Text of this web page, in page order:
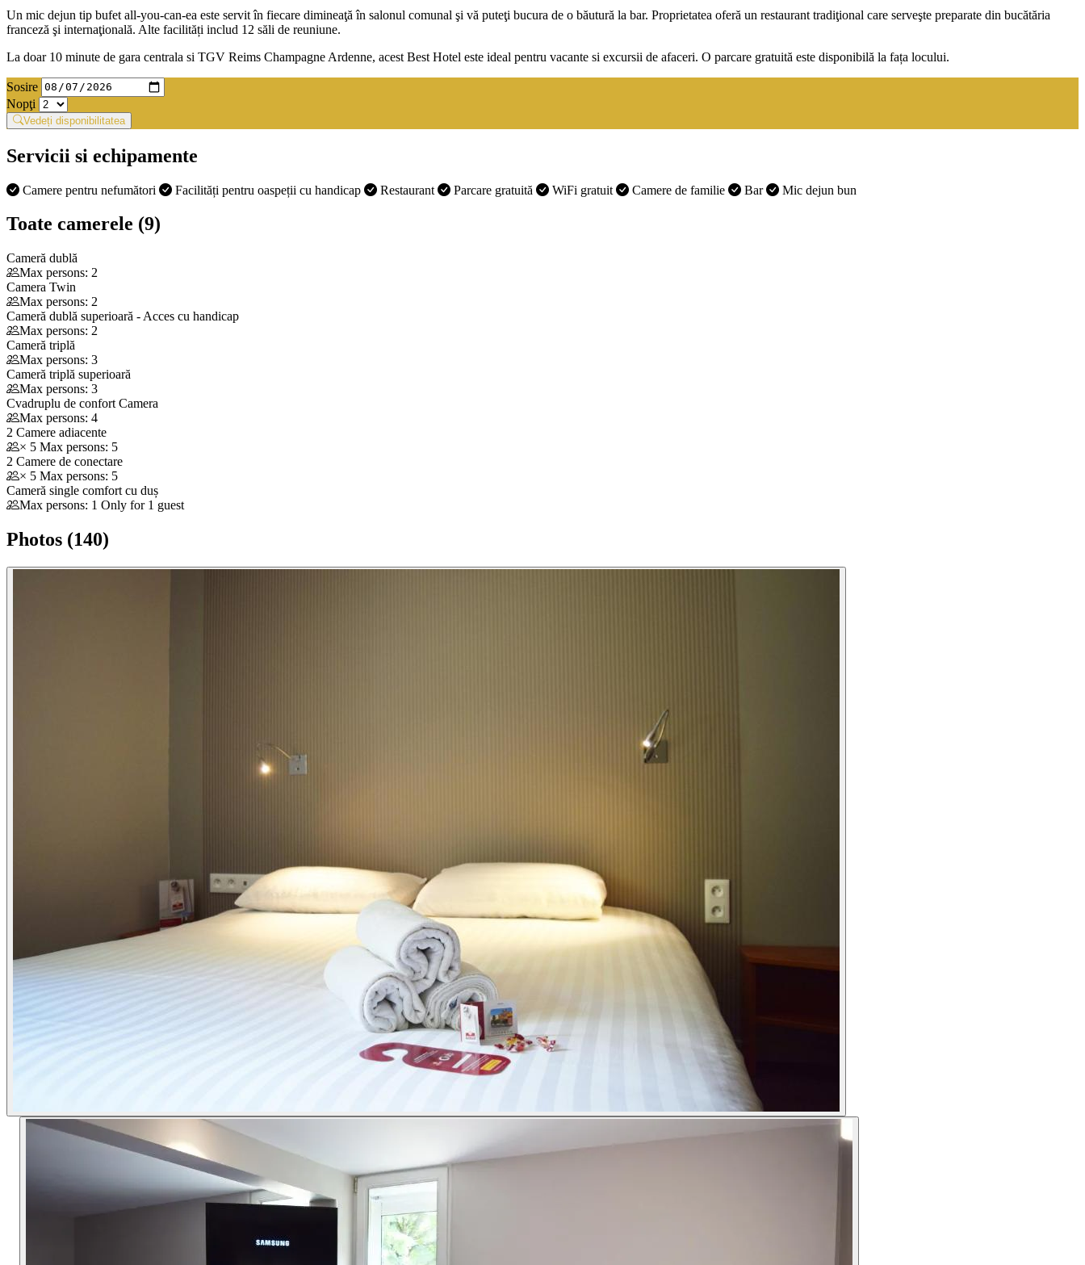
Un mic dejun tip bufet all-you-can-ea este servit în fiecare dimineaţă în salonul comunal şi vă puteţi bucura de o băutură la bar. Proprietatea oferă un restaurant tradiţional care serveşte preparate din bucătăria
franceză şi internaţională. Alte facilități includ 12 săli de reuniune.
La doar 10 minute de gara centrala si TGV Reims Champagne Ardenne, acest Best Hotel este ideal pentru vacante si excursii de afaceri. O parcare gratuită este disponibilă la fața locului.
Sosire
Nopţi
Vedeți disponibilitatea
Servicii si echipamente
Camere pentru nefumători Facilități pentru oaspeții cu handicap Restaurant Parcare gratuită WiFi gratuit Camere de familie Bar Mic dejun bun
Toate camerele (9)
Cameră dublă
Max persons: 2
Camera Twin
Max persons: 2
Cameră dublă superioară - Acces cu handicap
Max persons: 2
Cameră triplă
Max persons: 3
Cameră triplă superioară
Max persons: 3
Cvadruplu de confort Camera
Max persons: 4
2 Camere adiacente
× 5 Max persons: 5
2 Camere de conectare
× 5 Max persons: 5
Cameră single comfort cu duș
Max persons: 1 Only for 1 guest
Photos (140)